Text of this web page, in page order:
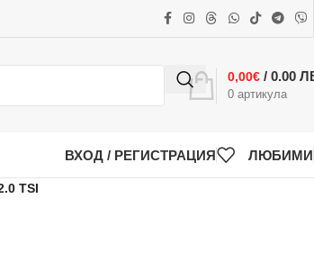
0 артикула
0,00€ / 0.00
ВХОД / РЕГИСТРАЦИЯ ЛЮБИМИ
TSI